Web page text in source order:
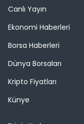
Canlı Yayın
Ekonomi Haberleri
Borsa Haberleri
Dünya Borsaları
Kripto Fiyatları
Künye